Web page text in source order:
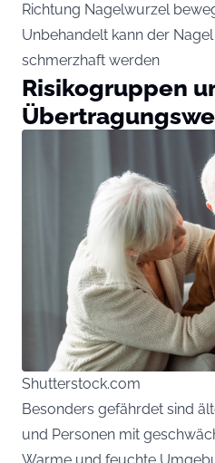
Richtung Nagelwurzel
Unbehandelt kann der
schmerzhaft werden
Risikogruppen
Shutterstock.com
Besonders gefährdet sind
und Personen mit